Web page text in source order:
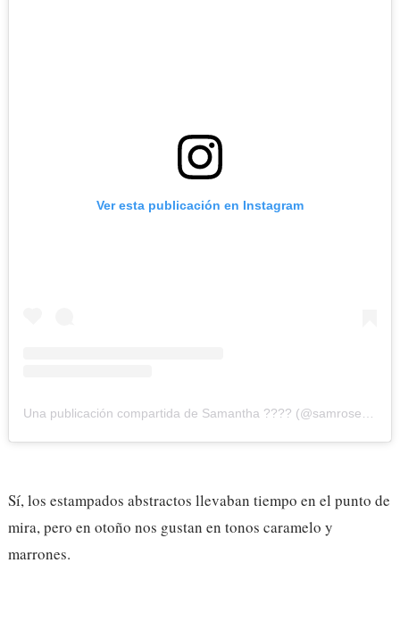
Ver esta publicación en Instagram
Una publicación compartida de Samantha ???? (@samrosenails)
Sí, los estampados abstractos llevaban tiempo en el punto de
mira, pero en otoño nos gustan en tonos caramelo y
marrones.